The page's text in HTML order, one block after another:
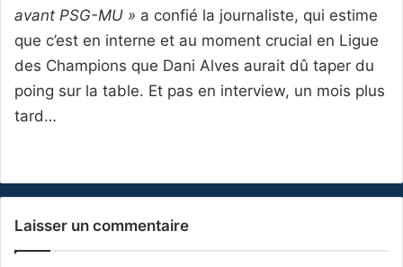
avant PSG-MU » a confié la journaliste, qui estime
que c’est en interne et au moment crucial en Ligue
des Champions que Dani Alves aurait dû taper du
poing sur la table. Et pas en interview, un mois plus
tard…
Laisser un commentaire